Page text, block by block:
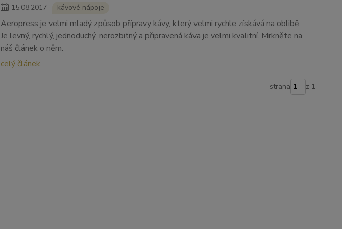
15.08.2017 kávové nápoje
Aeropress je velmi mladý způsob přípravy kávy, který velmi rychle získává na oblibě.
Je levný, rychlý, jednoduchý, nerozbitný a připravená káva je velmi kvalitní. Mrkněte na
náš článek o něm.
celý článek
strana z 1